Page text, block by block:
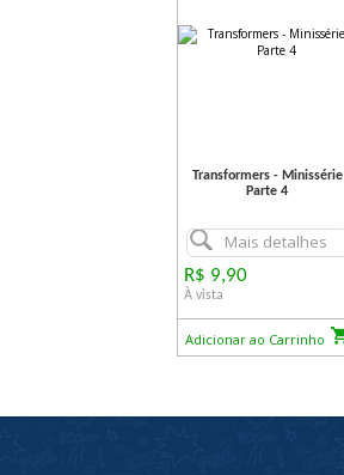
Transformers - Minissérie
Parte 4
Mais detalhes
R$ 9,90
À vista
Adicionar ao Carrinho